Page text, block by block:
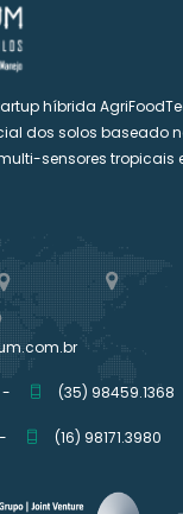
híbrida
dos solos baseado
sensores tropicais
- (35) 98459.1368
- (16) 98171.3980